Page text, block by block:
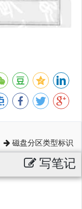
磁盘分区类型标识
写笔记